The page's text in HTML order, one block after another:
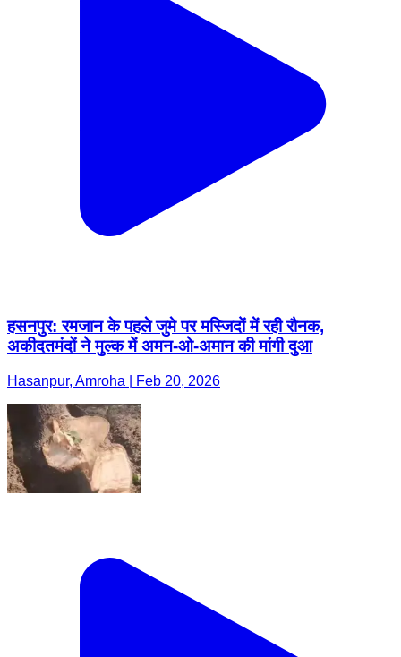
हसनपुर: रमजान के पहले जुमे पर मस्जिदों में रही रौनक,
अकीदतमंदों ने मुल्क में अमन-ओ-अमान की मांगी दुआ
Hasanpur, Amroha | Feb 20, 2026